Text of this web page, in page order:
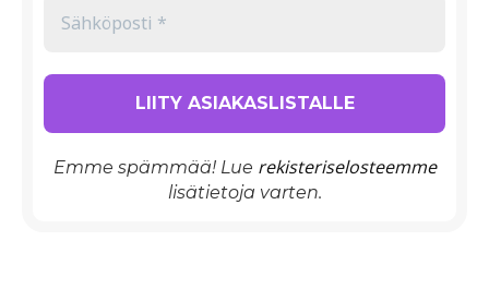
Emme spämmää! Lue rekisteriselosteemme
lisätietoja varten.